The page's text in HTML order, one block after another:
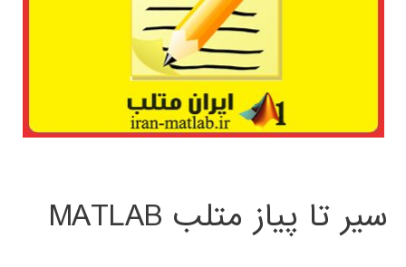
سیر تا پیاز متلب MATLAB